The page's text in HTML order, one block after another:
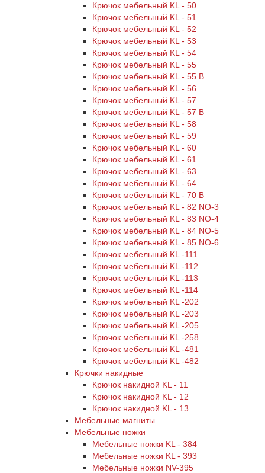
Крючок мебельный KL - 50
Крючок мебельный KL - 51
Крючок мебельный KL - 52
Крючок мебельный KL - 53
Крючок мебельный KL - 54
Крючок мебельный KL - 55
Крючок мебельный KL - 55 B
Крючок мебельный KL - 56
Крючок мебельный KL - 57
Крючок мебельный KL - 57 B
Крючок мебельный KL - 58
Крючок мебельный KL - 59
Крючок мебельный KL - 60
Крючок мебельный KL - 61
Крючок мебельный KL - 63
Крючок мебельный KL - 64
Крючок мебельный KL - 70 B
Крючок мебельный KL - 82 NO-3
Крючок мебельный KL - 83 NO-4
Крючок мебельный KL - 84 NO-5
Крючок мебельный KL - 85 NO-6
Крючок мебельный KL -111
Крючок мебельный KL -112
Крючок мебельный KL -113
Крючок мебельный KL -114
Крючок мебельный KL -202
Крючок мебельный KL -203
Крючок мебельный KL -205
Крючок мебельный KL -258
Крючок мебельный KL -481
Крючок мебельный KL -482
Крючки накидные
Крючок накидной KL - 11
Крючок накидной KL - 12
Крючок накидной KL - 13
Мебельные магниты
Мебельные ножки
Мебельные ножки KL - 384
Мебельные ножки KL - 393
Мебельные ножки NV-395